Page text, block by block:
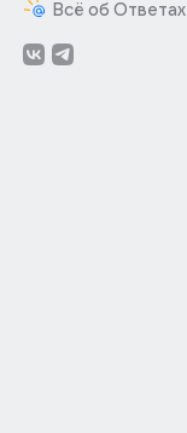
Всё об Ответах